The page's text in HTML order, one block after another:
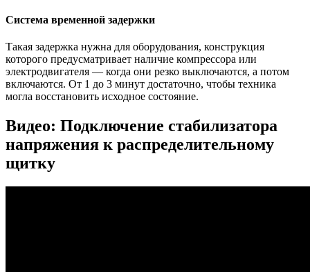
Система временной задержки
Такая задержка нужна для оборудования, конструкция
которого предусматривает наличие компрессора или
электродвигателя — когда они резко выключаются, а потом
включаются. От 1 до 3 минут достаточно, чтобы техника
могла восстановить исходное состояние.
Видео: Подключение стабилизатора
напряжения к распределительному
щитку